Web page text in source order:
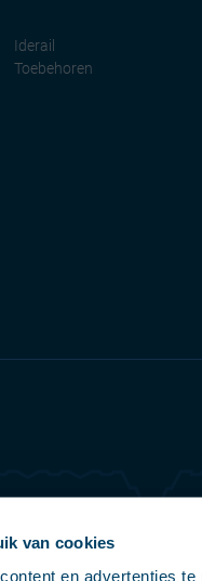
van cookies
en advertenties
Iderail
Toebehoren